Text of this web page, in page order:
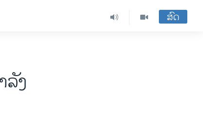
ສົດ
ງ